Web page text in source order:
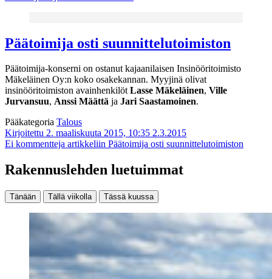
Päätoimija osti suunnittelutoimiston
Päätoimija-konserni on ostanut kajaanilaisen Insinööritoimisto
Mäkeläinen Oy:n koko osakekannan. Myyjinä olivat
insinööritoimiston avainhenkilötLasse Mäkeläinen, Ville
Jurvansuu, Anssi Määttä ja Jari Saastamoinen.
Pääkategoria Talous
Kirjoitettu 2. maaliskuuta 2015, 10:35 2.3.2015
Ei kommentteja artikkeliin Päätoimija osti suunnittelutoimiston
Rakennuslehden luetuimmat
Tänään Tällä viikolla Tässä kuussa